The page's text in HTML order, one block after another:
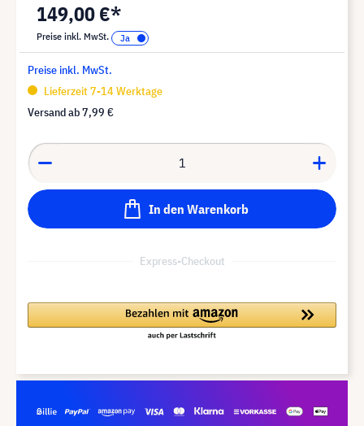
149,00 €*
Preise inkl. MwSt.
Preise inkl. MwSt.
Lieferzeit 7-14 Werktage
Versand ab7,99 €
In den Warenkorb
Express-Checkout